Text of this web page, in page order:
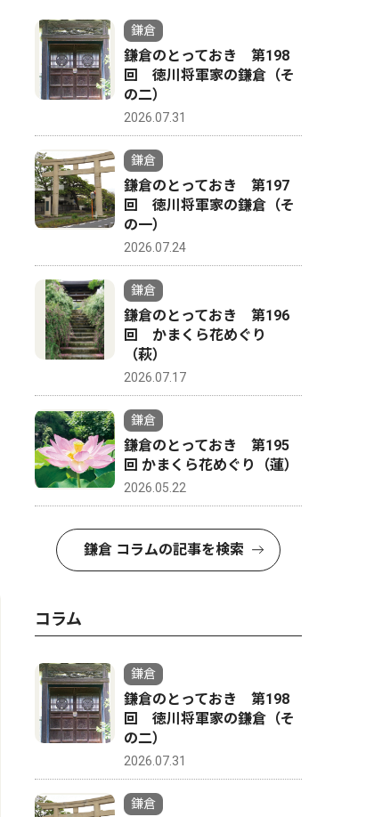
スポーツ トップニュース
鎌倉
鎌倉のとっておき 第198
回 徳川将軍家の鎌倉（そ
の二）
2026.07.31
鎌倉
鎌倉のとっておき 第197
回 徳川将軍家の鎌倉（そ
の一）
2026.07.24
鎌倉
鎌倉のとっておき 第196
回 かまくら花めぐり
（萩）
2026.07.17
鎌倉
鎌倉のとっておき 第195
回 かまくら花めぐり（蓮）
2026.05.22
鎌倉 コラムの記事を検索
コラム
鎌倉
鎌倉のとっておき 第198
回 徳川将軍家の鎌倉（そ
の二）
2026.07.31
鎌倉